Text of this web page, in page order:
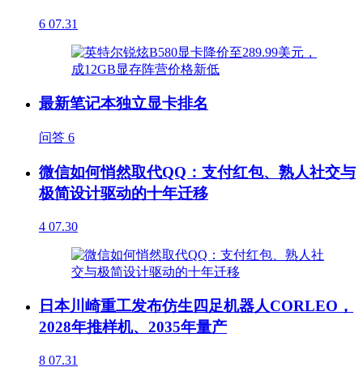
6 07.31
最新笔记本独立显卡排名
问答 6
微信如何悄然取代QQ：支付红包、熟人社交与
极简设计驱动的十年迁移
4 07.30
日本川崎重工发布仿生四足机器人CORLEO，
2028年推样机、2035年量产
8 07.31